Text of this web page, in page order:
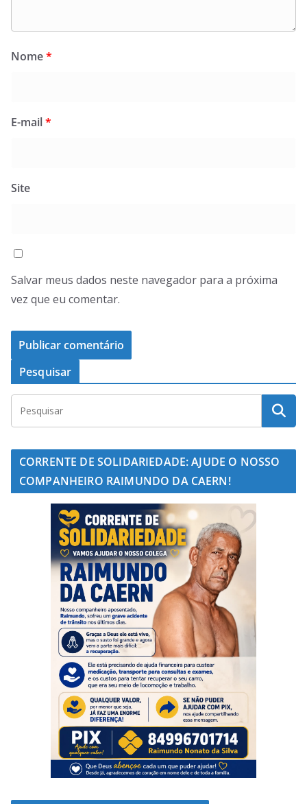
Nome*
E-mail*
Site
Salvar meus dados neste navegador para a próxima
vez que eu comentar.
Pesquisar
CORRENTE DE SOLIDARIEDADE: AJUDE O NOSSO
COMPANHEIRO RAIMUNDO DA CAERN!